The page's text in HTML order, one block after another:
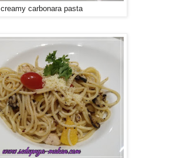
creamy carbonara pasta